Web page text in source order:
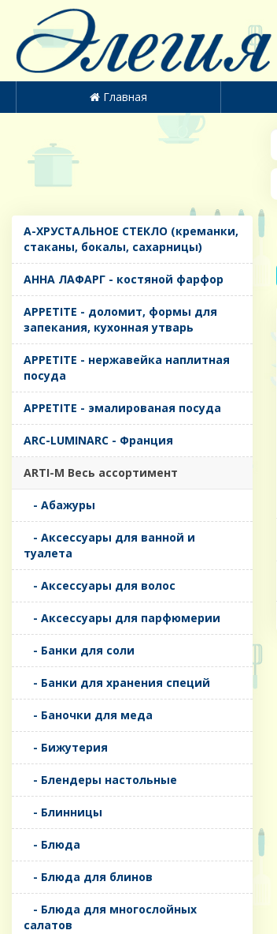
Главная
A-ХРУСТАЛЬНОЕ СТЕКЛО (креманки,
стаканы, бокалы, сахарницы)
AHHA ЛАФАРГ - костяной фарфор
APPETITE - доломит, формы для
запекания, кухонная утварь
APPETITE - нержавейка наплитная
посуда
APPETITE - эмалированая посуда
ARC-LUMINARC - Франция
ARTI-M Весь ассортимент
- Абажуры
- Аксессуары для ванной и
туалета
- Аксессуары для волос
- Аксессуары для парфюмерии
- Банки для соли
- Банки для хранения специй
- Баночки для меда
- Бижутерия
- Блендеры настольные
- Блинницы
- Блюда
- Блюда для блинов
- Блюда для многослойных
салатов